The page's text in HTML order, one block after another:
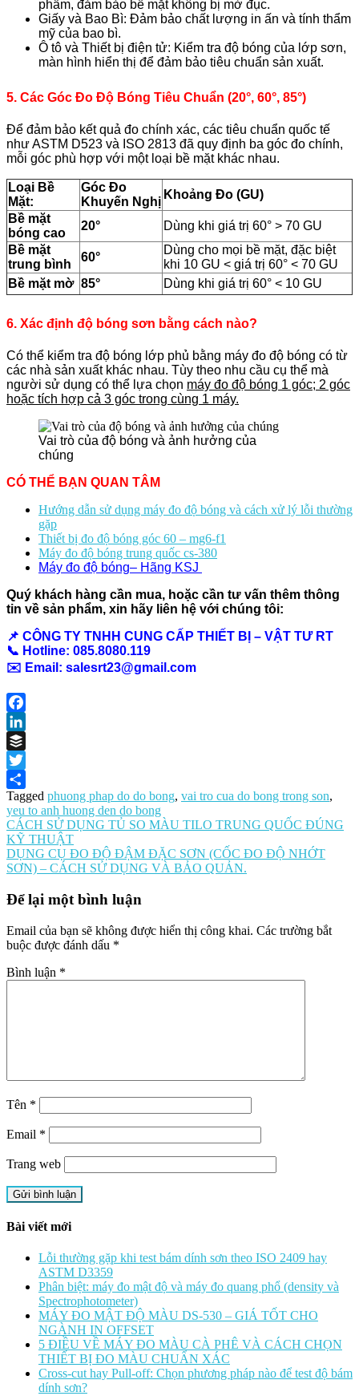
phẩm, đảm bảo bề mặt không bị mờ đục.
Giấy và Bao Bì: Đảm bảo chất lượng in ấn và tính thẩm
mỹ của bao bì.
Ô tô và Thiết bị điện tử: Kiểm tra độ bóng của lớp sơn,
màn hình hiển thị để đảm bảo tiêu chuẩn sản xuất.
5. Các Góc Đo Độ Bóng Tiêu Chuẩn (20°, 60°, 85°)
Để đảm bảo kết quả đo chính xác, các tiêu chuẩn quốc tế
như ASTM D523 và ISO 2813 đã quy định ba góc đo chính,
mỗi góc phù hợp với một loại bề mặt khác nhau.
Loại Bề
Mặt:
Góc Đo
Khuyến Nghị
Khoảng Đo (GU)
Bề mặt
bóng cao
20°
Dùng khi giá trị 60° > 70 GU
Bề mặt
trung bình
60°
Dùng cho mọi bề mặt, đặc biệt
khi 10 GU < giá trị 60° < 70 GU
Bề mặt mờ 85° Dùng khi giá trị 60° < 10 GU
6. Xác định độ bóng sơn bằng cách nào?
Có thể kiểm tra độ bóng lớp phủ bằng máy đo độ bóng có từ
các nhà sản xuất khác nhau. Tùy theo nhu cầu cụ thể mà
người sử dụng có thể lựa chọn máy đo độ bóng 1 góc; 2 góc
hoặc tích hợp cả 3 góc trong cùng 1 máy.
Vai trò của độ bóng và ảnh hưởng của
chúng
CÓ THỂ BẠN QUAN TÂM
Hướng dẫn sử dụng máy đo độ bóng và cách xử lý lỗi thường
gặp
Thiết bị đo độ bóng góc 60 – mg6-f1
Máy đo độ bóng trung quốc cs-380
Máy đo độ bóng– Hãng KSJ
Quý khách hàng cần mua, hoặc cần tư vấn thêm thông
tin về sản phẩm, xin hãy liên hệ với chúng tôi:
📌 CÔNG TY TNHH CUNG CẤP THIẾT BỊ – VẬT TƯ RT
📞 Hotline: 085.8080.119
✉️ Email: salesrt23@gmail.com
Facebook
LinkedIn
Buffer
Twitter
Share
Tagged phuong phap do do bong, vai tro cua do bong trong son,
yeu to anh huong den do bong
Điều
hướng
bài
viết
CÁCH SỬ DỤNG TỦ SO MÀU TILO TRUNG QUỐC ĐÚNG
KỸ THUẬT
DỤNG CỤ ĐO ĐỘ ĐẬM ĐẶC SƠN (CỐC ĐO ĐỘ NHỚT
SƠN) – CÁCH SỬ DỤNG VÀ BẢO QUẢN.
Để lại một bình luận
Email của bạn sẽ không được hiển thị công khai. Các trường bắt
buộc được đánh dấu *
Bình luận *
Tên *
Email *
Trang web
Bài viết mới
Lỗi thường gặp khi test bám dính sơn theo ISO 2409 hay
ASTM D3359
Phân biệt: máy đo mật độ và máy đo quang phổ (density và
Spectrophotometer)
MÁY ĐO MẬT ĐỘ MÀU DS-530 – GIÁ TỐT CHO
NGÀNH IN OFFSET
5 ĐIỀU VỀ MÁY ĐO MÀU CÀ PHÊ VÀ CÁCH CHỌN
THIẾT BỊ ĐO MÀU CHUẨN XÁC
Cross-cut hay Pull-off: Chọn phương pháp nào để test độ bám
dính sơn?